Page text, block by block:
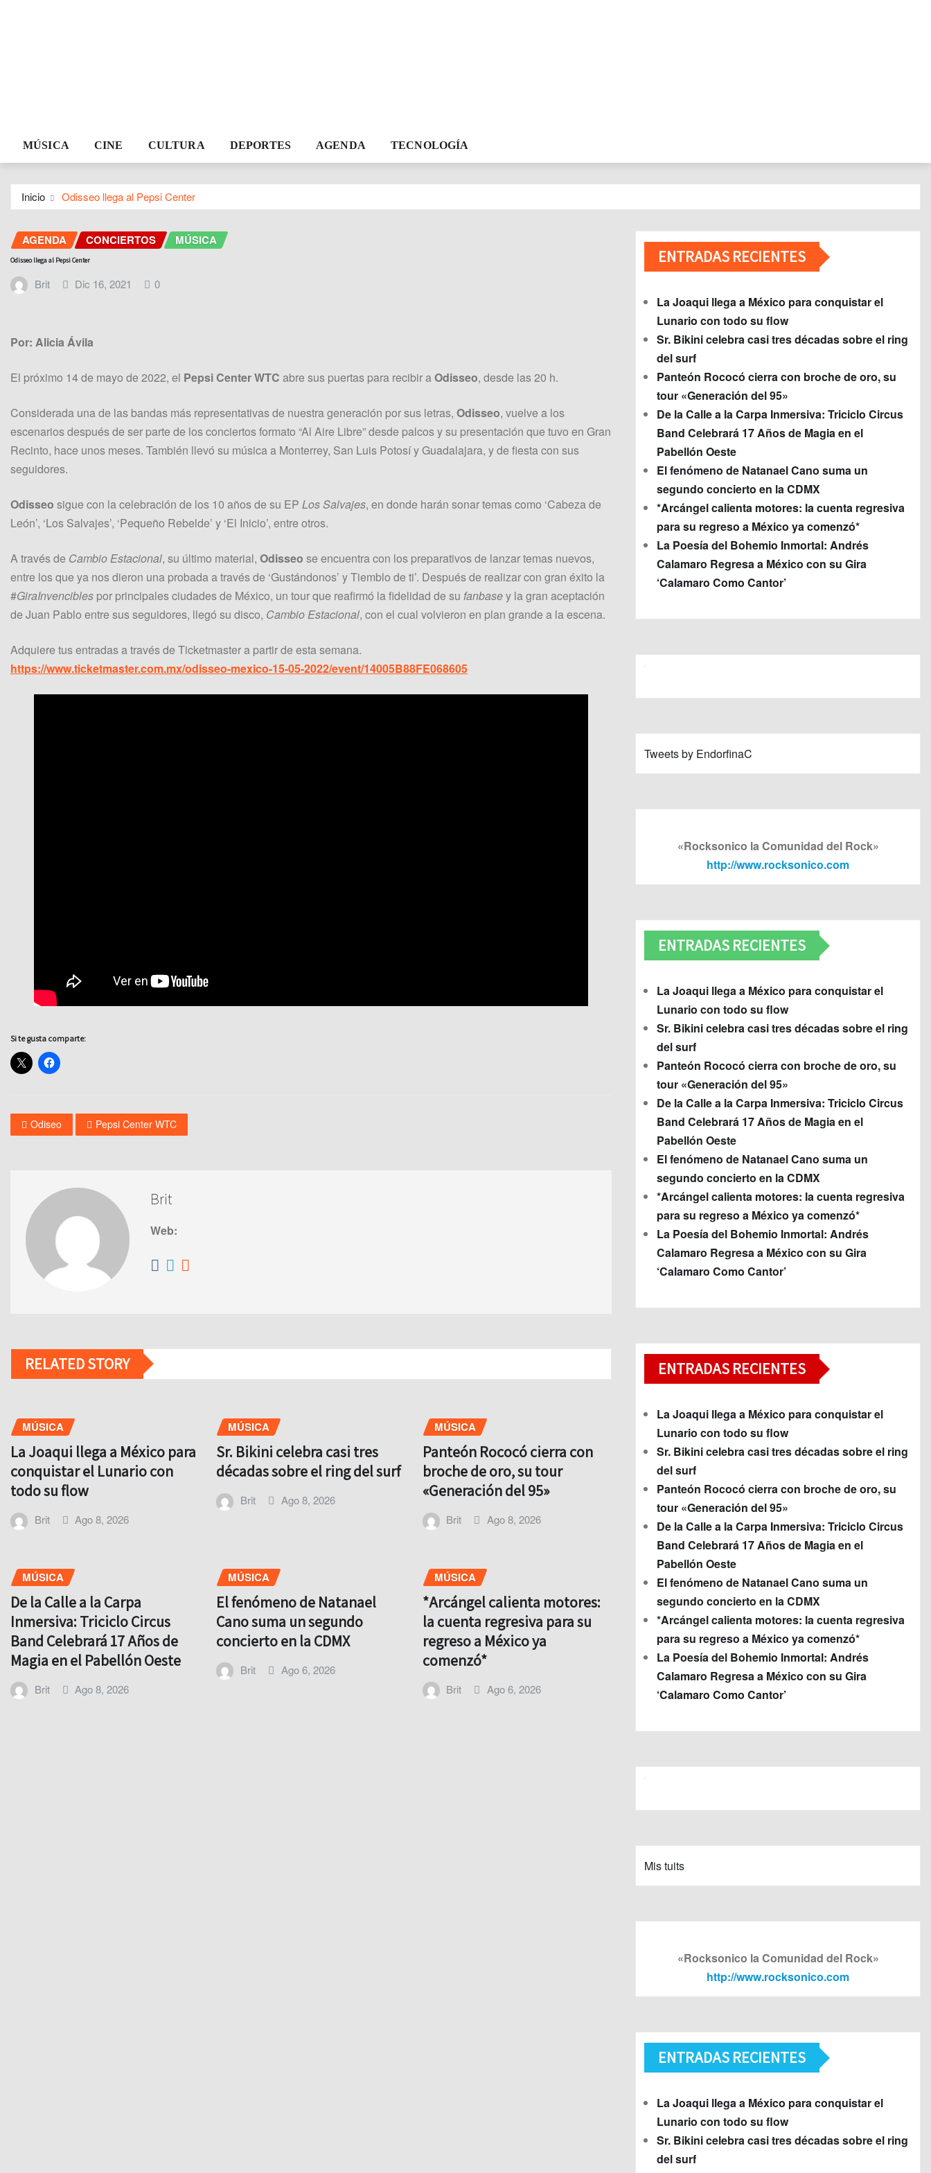
MÚSICA CINE CULTURA DEPORTES AGENDA TECNOLOGÍA
Inicio Odisseo llega al Pepsi Center
AGENDA CONCIERTOS MÚSICA
Odisseo llega al Pepsi Center
Brit Dic 16, 2021 0
Por: Alicia Ávila
El próximo 14 de mayo de 2022, el Pepsi Center WTC abre sus puertas para recibir aOdisseo, desde las 20 h.
Considerada una de las bandas más representativas de nuestra generación por sus letras, Odisseo, vuelve a los
escenarios después de ser parte de los conciertos formato “Al Aire Libre” desde palcos y su presentación que tuvo en Gran
Recinto, hace unos meses. También llevó su música a Monterrey, San Luis Potosí y Guadalajara, y de fiesta con sus
seguidores.
Odisseo sigue con la celebración de los 10 años de su EP Los Salvajes, en donde harán sonar temas como ‘Cabeza de
León’, ‘Los Salvajes’, ‘Pequeño Rebelde’ y ‘El Inicio’, entre otros.
A través de Cambio Estacional, su último material, Odisseo se encuentra con los preparativos de lanzar temas nuevos,
entre los que ya nos dieron una probada a través de ‘Gustándonos’ y Tiemblo de ti’. Después de realizar con gran éxito la
#GiraInvencibles por principales ciudades de México, un tour que reafirmó la fidelidad de su fanbasey la gran aceptación
de Juan Pablo entre sus seguidores, llegó su disco, Cambio Estacional, con el cual volvieron en plan grande a la escena.
Adquiere tus entradas a través de Ticketmaster a partir de esta semana.
https://www.ticketmaster.com.mx/odisseo-mexico-15-05-2022/event/14005B88FE068605
Si te gusta comparte:
Odiseo Pepsi Center WTC
Brit
Web:
RELATED STORY
MÚSICA
La Joaqui llega a México para
conquistar el Lunario con
todo su flow
Brit Ago 8, 2026
MÚSICA
Sr. Bikini celebra casi tres
décadas sobre el ring del surf
Brit Ago 8, 2026
MÚSICA
Panteón Rococó cierra con
broche de oro, su tour
«Generación del 95»
Brit Ago 8, 2026
MÚSICA
De la Calle a la Carpa
Inmersiva: Triciclo Circus
Band Celebrará 17 Años de
Magia en el Pabellón Oeste
Brit Ago 8, 2026
MÚSICA
El fenómeno de Natanael
Cano suma un segundo
concierto en la CDMX
Brit Ago 6, 2026
MÚSICA
*Arcángel calienta motores:
la cuenta regresiva para su
regreso a México ya
comenzó*
Brit Ago 6, 2026
ENTRADAS RECIENTES
La Joaqui llega a México para conquistar el
Lunario con todo su flow
Sr. Bikini celebra casi tres décadas sobre el ring
del surf
Panteón Rococó cierra con broche de oro, su
tour «Generación del 95»
De la Calle a la Carpa Inmersiva: Triciclo Circus
Band Celebrará 17 Años de Magia en el
Pabellón Oeste
El fenómeno de Natanael Cano suma un
segundo concierto en la CDMX
*Arcángel calienta motores: la cuenta regresiva
para su regreso a México ya comenzó*
La Poesía del Bohemio Inmortal: Andrés
Calamaro Regresa a México con su Gira
‘Calamaro Como Cantor’
Tweets by EndorfinaC
«Rocksonico la Comunidad del Rock»
http://www.rocksonico.com
ENTRADAS RECIENTES
La Joaqui llega a México para conquistar el
Lunario con todo su flow
Sr. Bikini celebra casi tres décadas sobre el ring
del surf
Panteón Rococó cierra con broche de oro, su
tour «Generación del 95»
De la Calle a la Carpa Inmersiva: Triciclo Circus
Band Celebrará 17 Años de Magia en el
Pabellón Oeste
El fenómeno de Natanael Cano suma un
segundo concierto en la CDMX
*Arcángel calienta motores: la cuenta regresiva
para su regreso a México ya comenzó*
La Poesía del Bohemio Inmortal: Andrés
Calamaro Regresa a México con su Gira
‘Calamaro Como Cantor’
ENTRADAS RECIENTES
La Joaqui llega a México para conquistar el
Lunario con todo su flow
Sr. Bikini celebra casi tres décadas sobre el ring
del surf
Panteón Rococó cierra con broche de oro, su
tour «Generación del 95»
De la Calle a la Carpa Inmersiva: Triciclo Circus
Band Celebrará 17 Años de Magia en el
Pabellón Oeste
El fenómeno de Natanael Cano suma un
segundo concierto en la CDMX
*Arcángel calienta motores: la cuenta regresiva
para su regreso a México ya comenzó*
La Poesía del Bohemio Inmortal: Andrés
Calamaro Regresa a México con su Gira
‘Calamaro Como Cantor’
Mis tuits
«Rocksonico la Comunidad del Rock»
http://www.rocksonico.com
ENTRADAS RECIENTES
La Joaqui llega a México para conquistar el
Lunario con todo su flow
Sr. Bikini celebra casi tres décadas sobre el ring
del surf